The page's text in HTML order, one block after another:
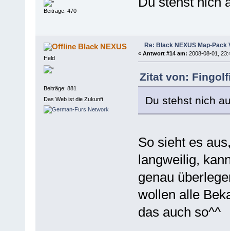
Beiträge: 470
Black NEXUS
Held
Beiträge: 881
Das Web ist die Zukunft
Re: Black NEXUS Map-Pack
« Antwort #14 am: 2008-08-01,
Zitat von:
Du stehst nich
So sieht es
langweilig,
genau
wollen alle
das auch so^^